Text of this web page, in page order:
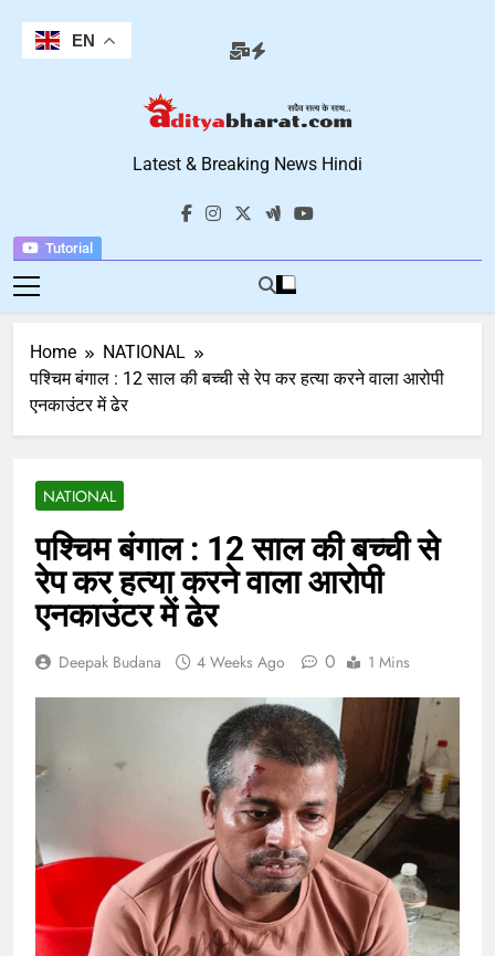
content
Tutorial
Aditya Bharat
Hindi News
Latest & Breaking News Hindi
Home
NATIONAL
पश्चिम बंगाल : 12 साल की बच्ची से रेप कर हत्या करने वाला आरोपी
एनकाउंटर में ढेर
NATIONAL
पश्चिम बंगाल : 12 साल की बच्ची से
रेप कर हत्या करने वाला आरोपी
एनकाउंटर में ढेर
Deepak Budana 4 Weeks Ago 0 1 Mins
EN